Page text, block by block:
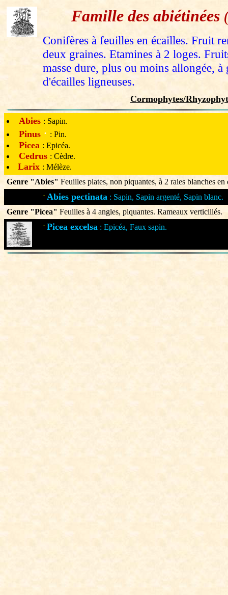
Famille des abiétinées
Conifères à feuilles en écailles. Fruit
deux graines. Etamines à 2 loges.
masse dure, plus ou moins allongée,
d'écailles ligneuses.
Cormophytes/
Abies : Sapin.
Pinus · : Pin.
Picea : Epicéa.
Cedrus : Cèdre.
Larix : Mélèze.
Genre "Abies" Feuilles plates, non piquantes, à 2 raies blanches
¨ Abies pectinata : Sapin, Sapin argenté, Sapin blanc.
Genre "Picea" Feuilles à 4 angles, piquantes. Rameaux verticillés.
¨ Picea excelsa : Epicéa, Faux sapin.